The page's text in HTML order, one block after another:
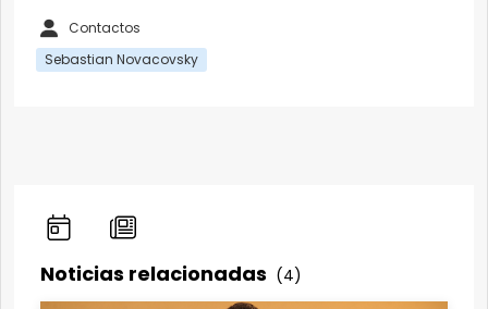
Contactos
Sebastian Novacovsky
Noticias relacionadas (4)